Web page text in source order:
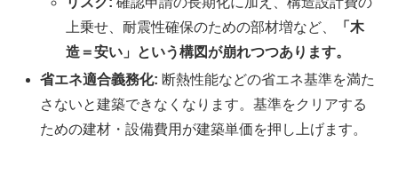
上乗せ、耐震性確保のための部材増など、
「木
造＝安い」という構図が崩れつつあります。
省エネ適合義務化: 断熱性能などの省エネ基準を満た
さないと建築できなくなります。基準をクリアする
ための建材・設備費用が建築単価を押し上げます。